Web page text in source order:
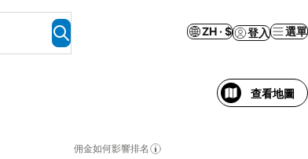
ZH · $ 登入 選單
查看地圖
佣金如何影響排名